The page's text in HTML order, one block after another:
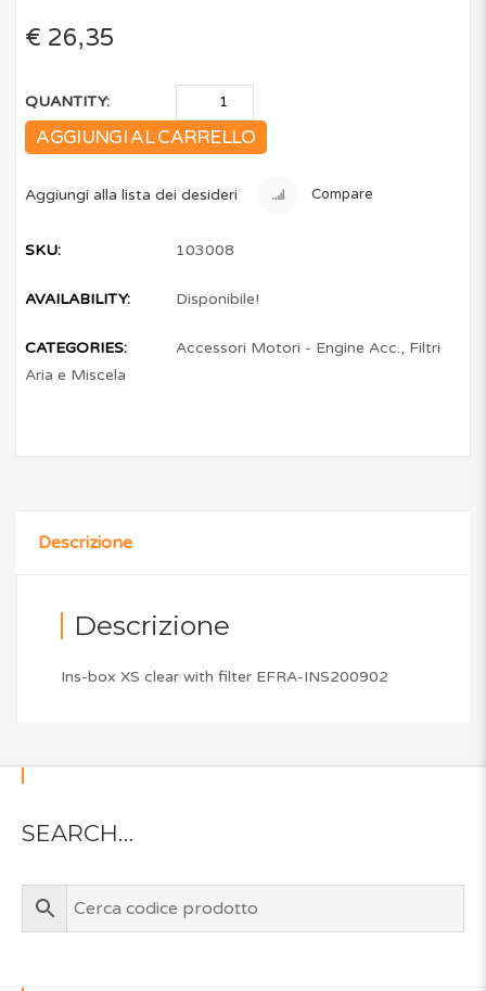
€ 26,35
QUANTITY:
AGGIUNGI AL CARRELLO
Aggiungi alla lista dei desideri Compare
SKU: 103008
AVAILABILITY: Disponibile!
CATEGORIES: Accessori Motori - Engine Acc., Filtri
Aria e Miscela
Descrizione
Descrizione
Ins-box XS clear with filter EFRA-INS200902
SEARCH…